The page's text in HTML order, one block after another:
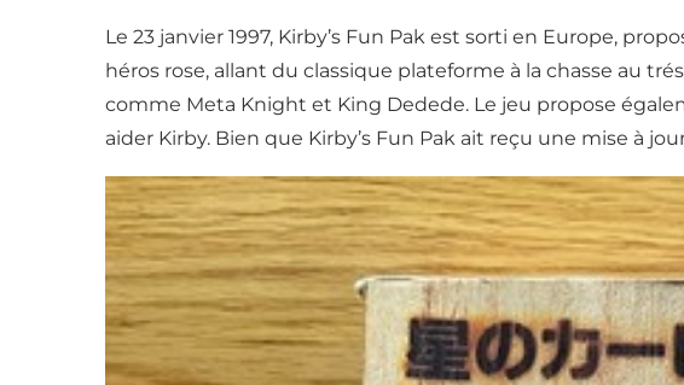
Le 23 janvier 1997, Kirby’s Fun Pak est sorti en Europe,
héros rose, allant du classique plateforme à la chasse au
comme Meta Knight et King Dedede. Le jeu propose
aider Kirby. Bien que Kirby’s Fun Pak ait reçu une mise à